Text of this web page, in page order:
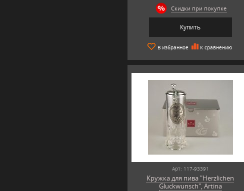
Скидки при покупке
Купить
В избранное К сравнению
Арт: 117-93391
Кружка для пива "Herzlichen
Gluckwunsch", Artina